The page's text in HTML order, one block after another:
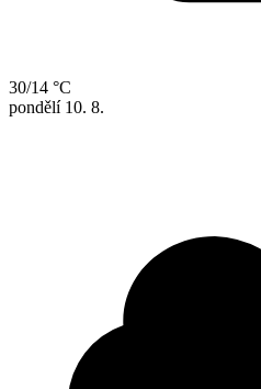
30/14 °C
pondělí 10. 8.